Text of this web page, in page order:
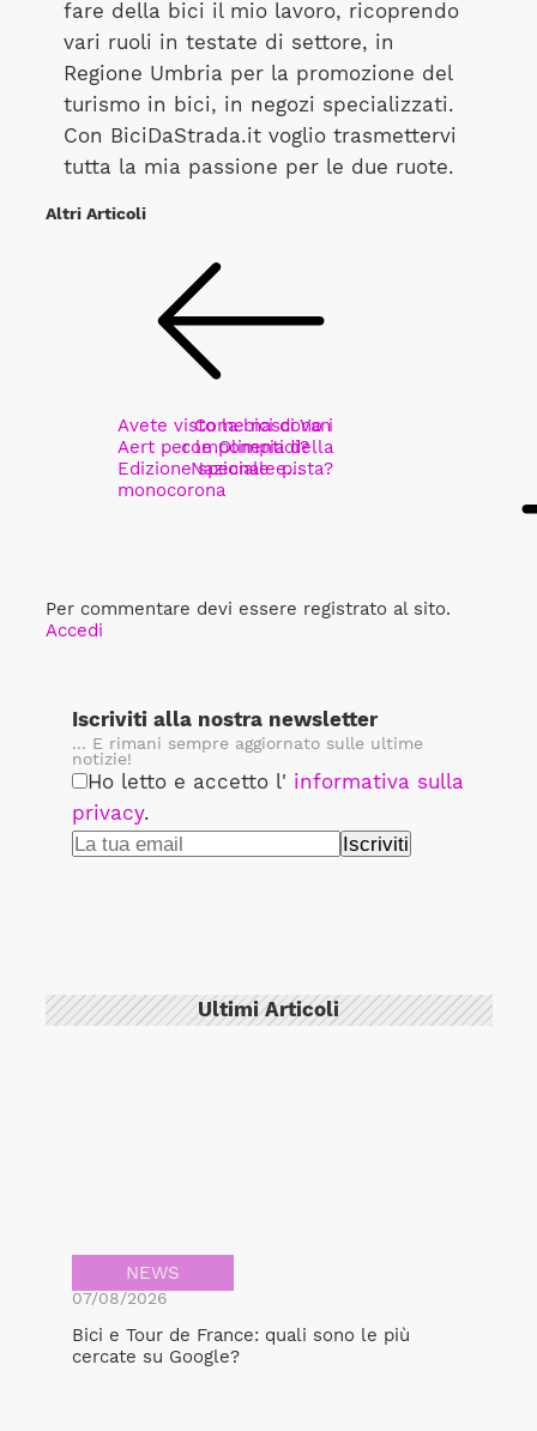
fare della bici il mio lavoro, ricoprendo
vari ruoli in testate di settore, in
Regione Umbria per la promozione del
turismo in bici, in negozi specializzati.
Con BiciDaStrada.it voglio trasmettervi
tutta la mia passione per le due ruote.
Altri Articoli
Avete visto la bici di Van
Aert per le Olimpiadi?
Edizione speciale e…
monocorona
Come nascono i
componenti della
Nazionale pista?
Per commentare devi essere registrato al sito.
Accedi
Iscriviti alla nostra newsletter
... E rimani sempre aggiornato sulle ultime
notizie!
Ho letto e accetto l' informativa sulla
privacy.
Ultimi Articoli
NEWS
07/08/2026
Bici e Tour de France: quali sono le più
cercate su Google?